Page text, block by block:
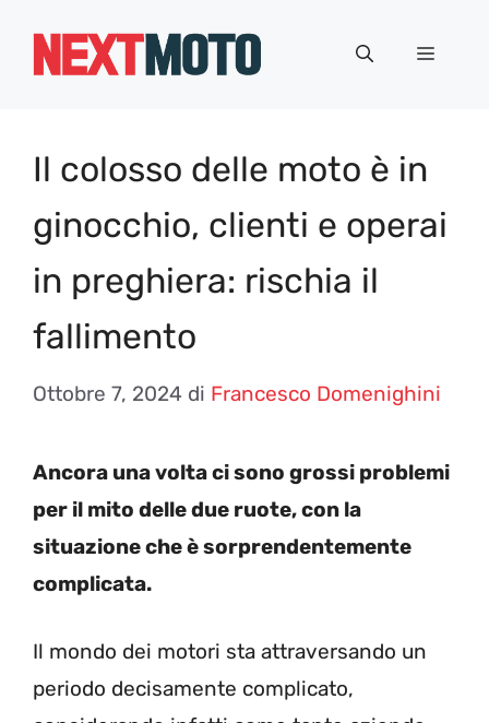
Menu
Il colosso delle moto è in
ginocchio, clienti e operai
in preghiera: rischia il
fallimento
Ottobre 7, 2024 di Francesco Domenighini
Ancora una volta ci sono grossi problemi
per il mito delle due ruote, con la
situazione che è sorprendentemente
complicata.
Il mondo dei motori sta attraversando un
periodo decisamente complicato,